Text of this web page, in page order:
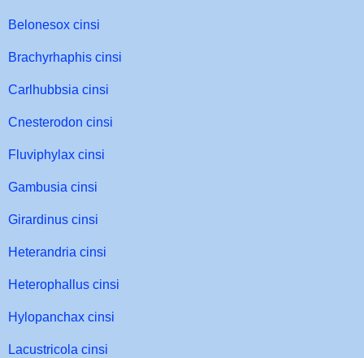
Belonesox cinsi
Brachyrhaphis cinsi
Carlhubbsia cinsi
Cnesterodon cinsi
Fluviphylax cinsi
Gambusia cinsi
Girardinus cinsi
Heterandria cinsi
Heterophallus cinsi
Hylopanchax cinsi
Lacustricola cinsi